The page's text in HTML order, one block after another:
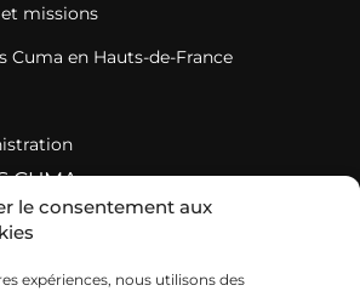
le consentement aux
expériences, nous utilisons des
missions
Cuma en Hauts-de-France
CUMA
au sein d’un réseau fédératif puissant
une Cuma ?